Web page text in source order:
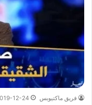
فريق ماكتيوبس 12-24